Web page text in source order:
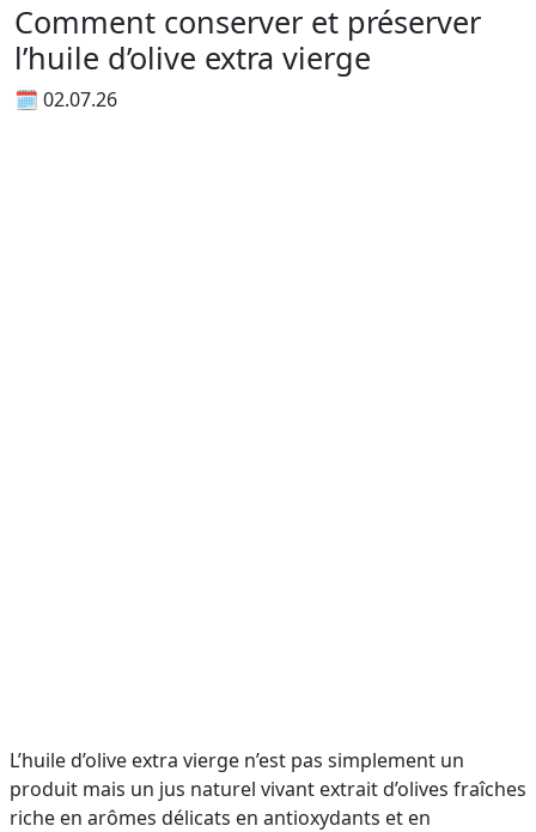
Comment conserver et préserver
l’huile d’olive extra vierge
🗓 02.07.26
L’huile d’olive extra vierge n’est pas simplement un
produit mais un jus naturel vivant extrait d’olives fraîches
riche en arômes délicats en antioxydants et en